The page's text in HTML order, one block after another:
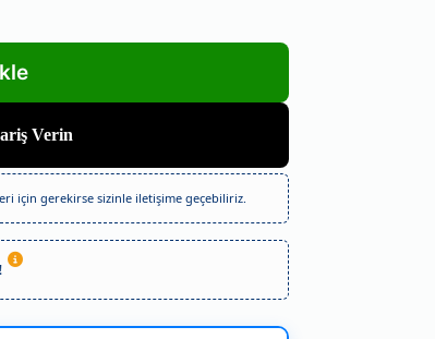
Verin
için gerekirse sizinle iletişime geçebiliriz.